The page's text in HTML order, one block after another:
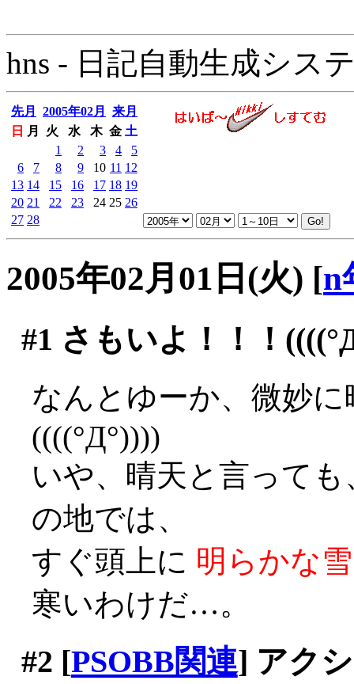
hns - 日記自動生成シス
先月 2005年02月
来月
日
月 火 水 木 金 土
1
2 3 4
5
6
7 8 9 10 11 12
13 14 15 16 17 18 19
20 21 22 23 24 25 26
27 28
2005年02月01日(火) [n
#1 さもいよ！！！
なんとゆーか、微妙
((((°Д°))))
いや、晴天と言って
の地では、
すぐ頭上に 明らかな
寒いわけだ…。
#2 [PSOBB関連] アク